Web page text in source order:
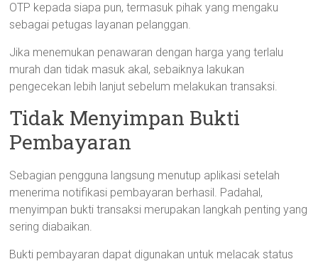
OTP kepada siapa pun, termasuk pihak yang mengaku
sebagai petugas layanan pelanggan.
Jika menemukan penawaran dengan harga yang terlalu
murah dan tidak masuk akal, sebaiknya lakukan
pengecekan lebih lanjut sebelum melakukan transaksi.
Tidak Menyimpan Bukti
Pembayaran
Sebagian pengguna langsung menutup aplikasi setelah
menerima notifikasi pembayaran berhasil. Padahal,
menyimpan bukti transaksi merupakan langkah penting yang
sering diabaikan.
Bukti pembayaran dapat digunakan untuk melacak status